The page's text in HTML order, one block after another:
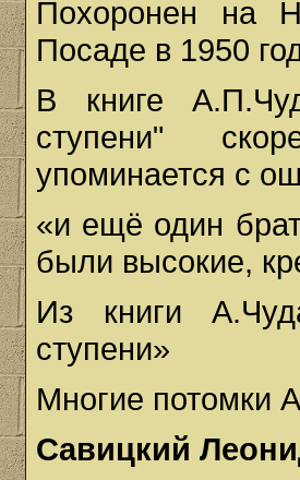
Похоронен на
Посаде в 1950
В книге
ступени"
упоминается с
«и ещё один
были высокие,
Из книги
ступени»
Многие потомки
Савицкий